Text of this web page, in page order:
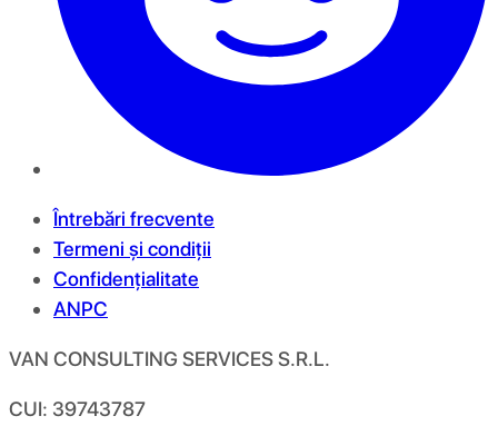
Întrebări frecvente
Termeni și condiții
Confidențialitate
ANPC
VAN CONSULTING SERVICES S.R.L.
CUI: 39743787